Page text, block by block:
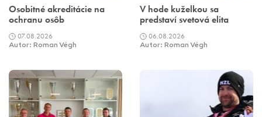
Osobitné akreditácie na
ochranu osôb
07.08.2026
Autor: Roman Végh
V hode kuželkou sa
predstaví svetová elita
06.08.2026
Autor: Roman Végh